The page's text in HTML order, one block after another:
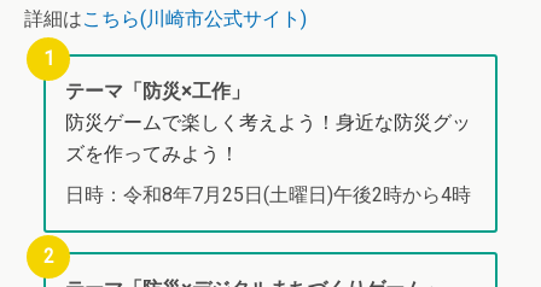
詳細はこちら(川崎市公式サイト)
テーマ「防災×工作」
防災ゲームで楽しく考えよう！身近な防災グッ
ズを作ってみよう！
日時：令和8年7月25日(土曜日)午後2時から4時